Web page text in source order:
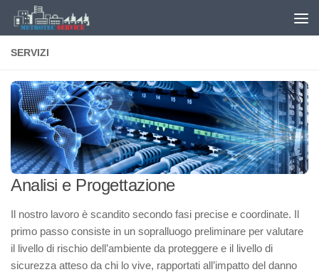
Salta al contenuto
SERVIZI
Analisi e Progettazione
Il nostro lavoro è scandito secondo fasi precise e coordinate. Il
primo passo consiste in un sopralluogo preliminare per valutare
il livello di rischio dell’ambiente da proteggere e il livello di
sicurezza atteso da chi lo vive, rapportati all’impatto del danno